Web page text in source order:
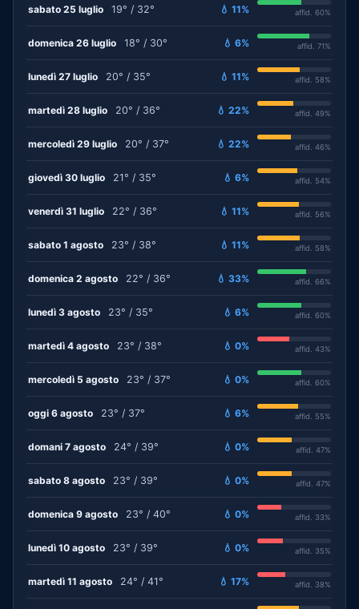
sabato 25 luglio 19° / 32° 💧 11% affid. 60%
domenica 26 luglio 18° / 30° 💧 6% affid. 71%
lunedì 27 luglio 20° / 35° 💧 11% affid. 58%
martedì 28 luglio 20° / 36° 💧 22% affid. 49%
mercoledì 29 luglio 20° / 37° 💧 22% affid. 46%
giovedì 30 luglio 21° / 35° 💧 6% affid. 54%
venerdì 31 luglio 22° / 36° 💧 11% affid. 56%
sabato 1 agosto 23° / 38° 💧 11% affid. 58%
domenica 2 agosto 22° / 36° 💧 33% affid. 66%
lunedì 3 agosto 23° / 35° 💧 6% affid. 60%
martedì 4 agosto 23° / 38° 💧 0% affid. 43%
mercoledì 5 agosto 23° / 37° 💧 0% affid. 60%
oggi 6 agosto 23° / 37° 💧 6% affid. 55%
domani 7 agosto 24° / 39° 💧 0% affid. 47%
sabato 8 agosto 23° / 39° 💧 0% affid. 47%
domenica 9 agosto 23° / 40° 💧 0% affid. 33%
lunedì 10 agosto 23° / 39° 💧 0% affid. 35%
martedì 11 agosto 24° / 41° 💧 17% affid. 38%